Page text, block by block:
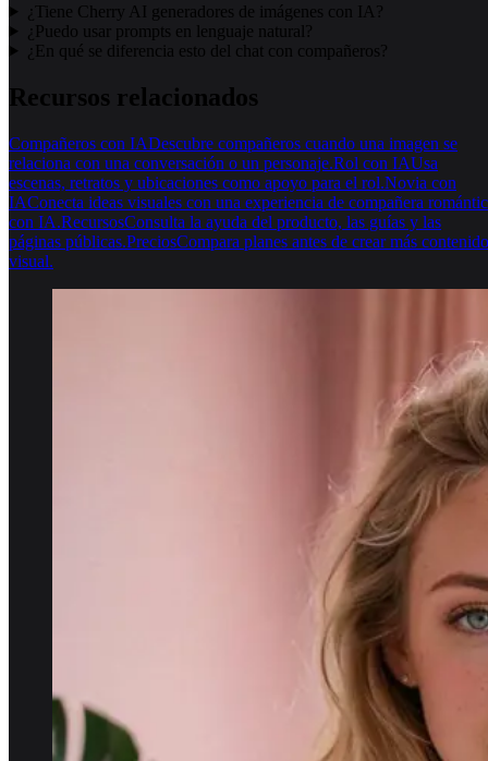
¿Tiene Cherry AI generadores de imágenes con IA?
¿Puedo usar prompts en lenguaje natural?
¿En qué se diferencia esto del chat con compañeros?
Recursos relacionados
Compañeros con IADescubre compañeros cuando una imagen se
relaciona con una conversación o un personaje.Rol con IAUsa
escenas, retratos y ubicaciones como apoyo para el rol.Novia con
IAConecta ideas visuales con una experiencia de compañera
con IA.RecursosConsulta la ayuda del producto, las guías y las
páginas públicas.PreciosCompara planes antes de crear más contenido
visual.